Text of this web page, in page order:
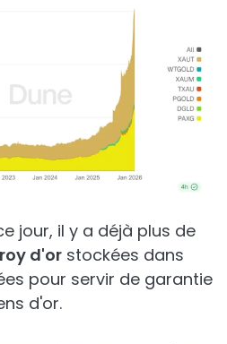
jour, il y a déjà plus de
d'or stockées dans
pour servir de garantie
d'or.